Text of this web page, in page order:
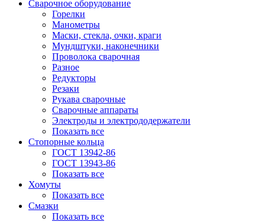
Сварочное оборудование
Горелки
Манометры
Маски, стекла, очки, краги
Мундштуки, наконечники
Проволока сварочная
Разное
Редукторы
Резаки
Рукава сварочные
Сварочные аппараты
Электроды и электрододержатели
Показать все
Стопорные кольца
ГОСТ 13942-86
ГОСТ 13943-86
Показать все
Хомуты
Показать все
Смазки
Показать все